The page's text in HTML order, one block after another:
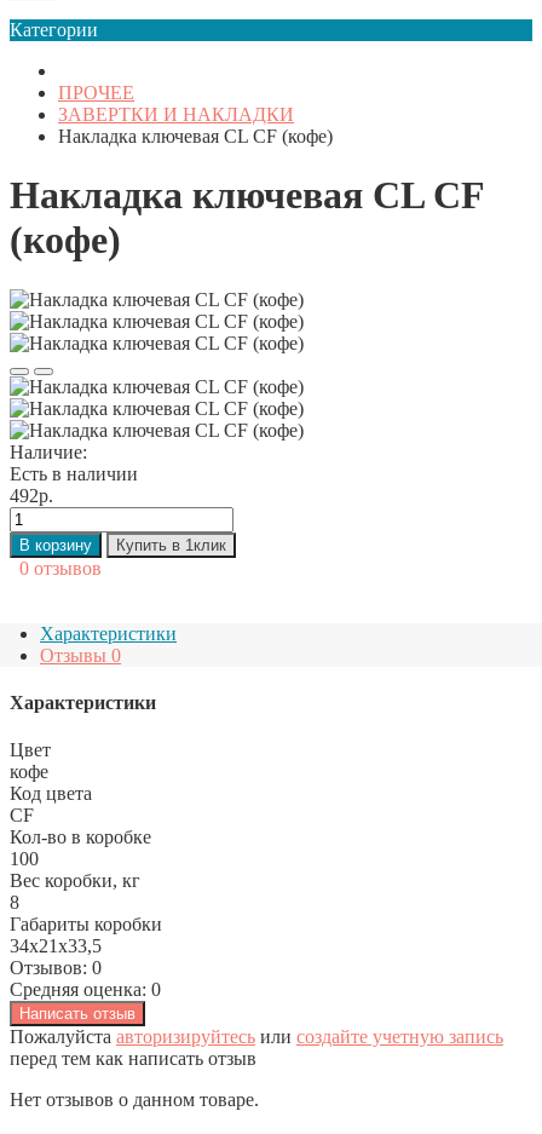
Категории
ПРОЧЕЕ
ЗАВЕРТКИ И НАКЛАДКИ
Накладка ключевая CL CF (кофе)
Накладка ключевая CL CF
(кофе)
Наличие:
Есть в наличии
492р.
В корзину Купить в 1клик
0 отзывов
Характеристики
Отзывы 0
Характеристики
Цвет
кофе
Код цвета
CF
Кол-во в коробке
100
Вес коробки, кг
8
Габариты коробки
34x21x33,5
Отзывов: 0
Средняя оценка: 0
Написать отзыв
Пожалуйста авторизируйтесь или создайте учетную запись
перед тем как написать отзыв
Нет отзывов о данном товаре.